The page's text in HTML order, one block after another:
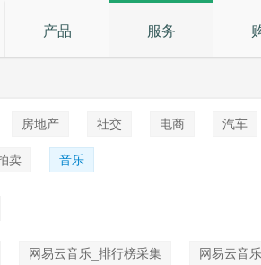
产品 服务
房地产 社交 电商 汽车
卖 音乐
网易云音乐_排行榜采集 网易云音